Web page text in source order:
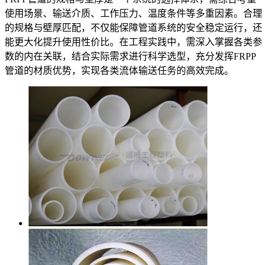
使用场景、输送介质、工作压力、温度条件等多重因素。合理
的规格与壁厚匹配，不仅能保障管道系统的安全稳定运行，还
能更大化提升使用性价比。在工程实践中，需深入掌握各类参
数的内在关联，结合实际需求进行科学选型，充分发挥FRPP
管道的材质优势，实现各类流体输送任务的高效完成。